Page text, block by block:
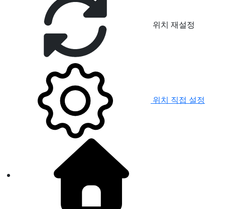
위치 재설정
위치 직접 설정